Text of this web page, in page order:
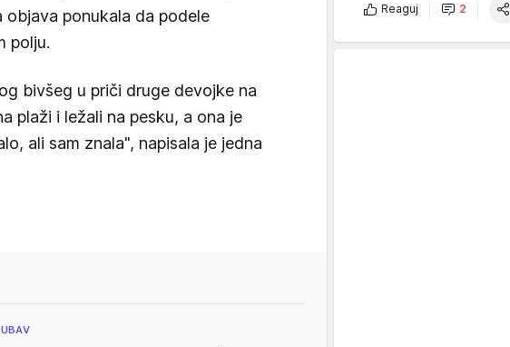
objava ponukala da podele
polju.
bivšeg u priči druge devojke na
plaži i ležali na pesku, a ona je
ali sam znala", napisala je jedna
Reaguj 2